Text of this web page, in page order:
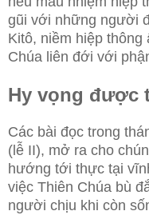
gũi với những người
Kitô, niềm hiệp thông
Chúa liên đới với
Hy vọng được
Các bài đọc trong
(lễ II), mở ra cho
hướng tới thực tại
việc Thiên Chúa bù
người chịu khi còn